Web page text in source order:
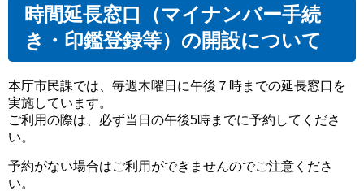
時間延長窓口（マイナンバー手続
き・印鑑登録等）の開設について
本庁市民課では、毎週木曜日に午後７時までの延長窓口を
実施しています。
ご利用の際は、必ず当日の午後5時までに予約してくださ
い。
予約がない場合はご利用ができませんのでご注意くださ
い。